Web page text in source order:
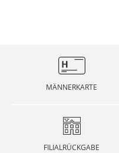
MÄNNERKARTE
FILIALRÜCKGABE